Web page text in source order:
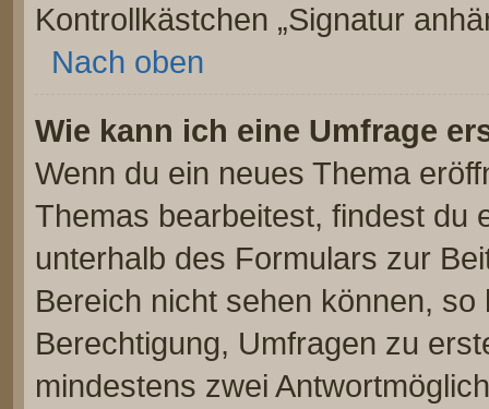
Kontrollkästchen „Signatur
Nach oben
Wie kann ich eine Umfrage
Wenn du ein neues Thema
Themas bearbeitest, findest du
unterhalb des Formulars zur
Bereich nicht sehen können,
Berechtigung, Umfragen zu
mindestens zwei